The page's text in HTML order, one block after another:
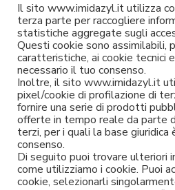
Feed dei
Feed dei
Il sito www.imidazyl.it utilizza
terza parte per raccogliere
statistiche aggregate sugli
Questi cookie sono assimilabili,
caratteristiche, ai cookie tecnici
necessario il tuo consenso.
Inoltre, il sito www.imidazyl.it
pixel/cookie di profilazione di
fornire una serie di prodotti
offerte in tempo reale da parte
terzi, per i quali la base giuridica
consenso.
Di seguito puoi trovare ulteriori
come utilizziamo i cookie. Puoi
cookie, selezionarli